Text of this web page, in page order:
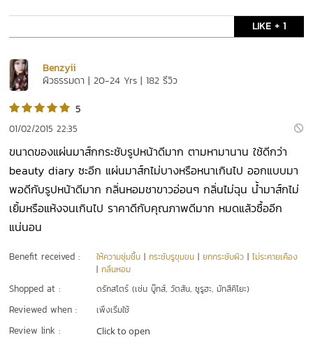
LIKE + 1
Benzyii
ผิวธรรมดา | 20-24 Yrs | 182 รีวิว
5
01/02/2015 22:35
ขนาดของแผ่นมาส์กกระชับรูปหน้าดีมาก ตามหามานาน ใช้ดีกว่า
beauty diary ซะอีก แผ่นมาส์กไม่บางหรือหนาเกินไป ออกแบบมา
พอดีกับรูปหน้าดีมาก กลิ่นหอมชาขาวอ่อนๆ กลิ่นไม่ฉุน น้ำมาส์กไม่
เยิ้มหรือแห้งจนเกินไป ราคาดีกับคุณภาพดีมาก หมดแล้วซื้ออีก
แน่นอน
Benefit received : ให้ความชุ่มชื้น |กระชับรูขุมขน |ยกกระชับผิว |ไม่ระคายเคือง
|กลิ่นหอม
Shopped at : ดรักสโตร์ (เช่น บู๊ทส์, วัตสัน, ซูรูฮะ, มัทสึคิโยะ)
Reviewed when : เพิ่งเริ่มใช้
Review link : Click to open